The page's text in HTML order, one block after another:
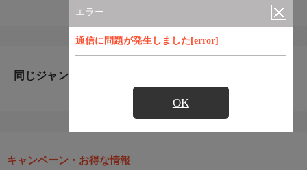
エラー
通信に問題が発生しました[error]
OK
同じジャンルのおすすめ番組
キャンペーン・お得な情報